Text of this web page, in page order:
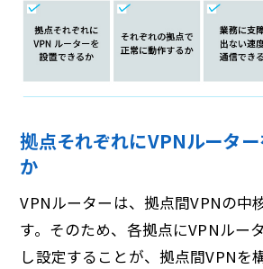
拠点それぞれにVPNルータ
か
VPNルーターは、拠点間VPNの中
す。そのため、各拠点にVPNルー
し設定することが、拠点間VPNを